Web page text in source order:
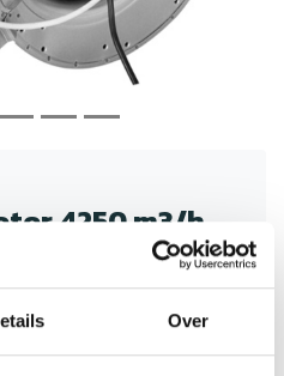
Over
4250 m3/h
Nedfan zorgen voor stille
voor horeca en